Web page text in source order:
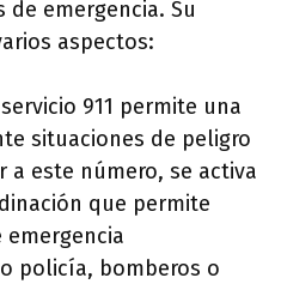
emergencia. Su
aspectos:
911 permite una
situaciones de peligro
a este número, se activa
que permite
policía, bomberos o